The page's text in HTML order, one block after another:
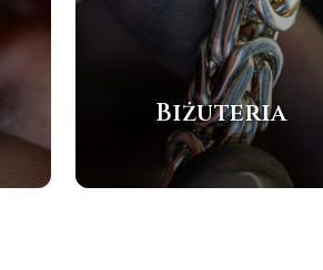
Biżuteria